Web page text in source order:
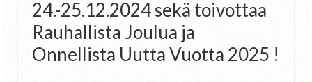
24.-25.12.2024 sekä toivottaa
Rauhallista Joulua ja
Onnellista Uutta Vuotta 2025 !